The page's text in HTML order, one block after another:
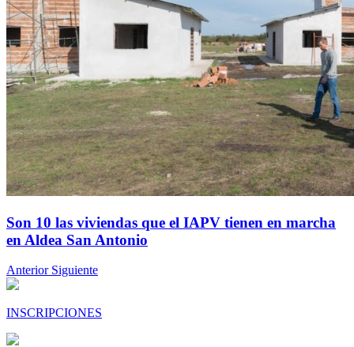
Son 10 las viviendas que el IAPV tienen en marcha
en Aldea San Antonio
Anterior Siguiente
INSCRIPCIONES